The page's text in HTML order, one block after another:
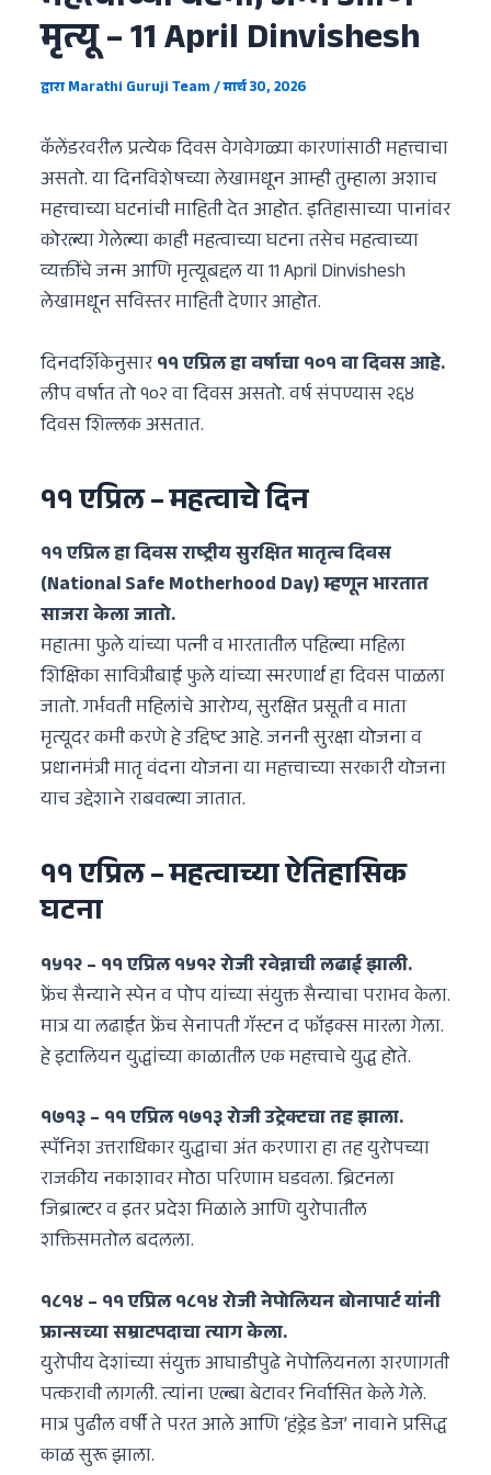
मृत्यू – 11 April Dinvishesh
द्वाराMarathi Guruji Team/मार्च 30, 2026
कॅलेंडरवरील प्रत्येक दिवस वेगवेगळ्या कारणांसाठी महत्त्वाचा
असतो. या दिनविशेषच्या लेखामधून आम्ही तुम्हाला अशाच
महत्त्वाच्या घटनांची माहिती देत आहोत. इतिहासाच्या पानांवर
कोरल्या गेलेल्या काही महत्वाच्या घटना तसेच महत्वाच्या
व्यक्तींचे जन्म आणि मृत्यूबद्दल या 11 April Dinvishesh
लेखामधून सविस्तर माहिती देणार आहोत.
दिनदर्शिकेनुसार११ एप्रिल हा वर्षाचा १०१ वा दिवस आहे.
लीप वर्षात तो १०२ वा दिवस असतो. वर्ष संपण्यास २६४
दिवस शिल्लक असतात.
११ एप्रिल – महत्वाचे दिन
११ एप्रिल हा दिवस राष्ट्रीय सुरक्षित मातृत्व दिवस
(National Safe Motherhood Day) म्हणून भारतात
साजरा केला जातो.
महात्मा फुले यांच्या पत्नी व भारतातील पहिल्या महिला
शिक्षिका सावित्रीबाई फुले यांच्या स्मरणार्थ हा दिवस पाळला
जातो. गर्भवती महिलांचे आरोग्य, सुरक्षित प्रसूती व माता
मृत्यूदर कमी करणे हे उद्दिष्ट आहे. जननी सुरक्षा योजना व
प्रधानमंत्री मातृ वंदना योजना या महत्त्वाच्या सरकारी योजना
याच उद्देशाने राबवल्या जातात.
११ एप्रिल – महत्वाच्या ऐतिहासिक
घटना
१५१२ – ११ एप्रिल १५१२ रोजी रवेन्नाची लढाई झाली.
फ्रेंच सैन्याने स्पेन व पोप यांच्या संयुक्त सैन्याचा पराभव केला.
मात्र या लढाईत फ्रेंच सेनापती गॅस्टन द फॉइक्स मारला गेला.
हे इटालियन युद्धांच्या काळातील एक महत्त्वाचे युद्ध होते.
१७१३ – ११ एप्रिल १७१३ रोजी उट्रेक्टचा तह झाला.
स्पॅनिश उत्तराधिकार युद्धाचा अंत करणारा हा तह युरोपच्या
राजकीय नकाशावर मोठा परिणाम घडवला. ब्रिटनला
जिब्राल्टर व इतर प्रदेश मिळाले आणि युरोपातील
शक्तिसमतोल बदलला.
१८१४ – ११ एप्रिल १८१४ रोजी नेपोलियन बोनापार्ट यांनी
फ्रान्सच्या सम्राटपदाचा त्याग केला.
युरोपीय देशांच्या संयुक्त आघाडीपुढे नेपोलियनला शरणागती
पत्करावी लागली. त्यांना एल्बा बेटावर निर्वासित केले गेले.
मात्र पुढील वर्षी ते परत आले आणि ‘हंड्रेड डेज’ नावाने प्रसिद्ध
काळ सुरू झाला.